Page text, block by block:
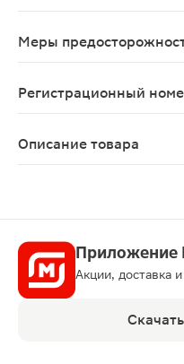
Меры
Регистрационный
Описание товара
Приложение
Акции, доставка